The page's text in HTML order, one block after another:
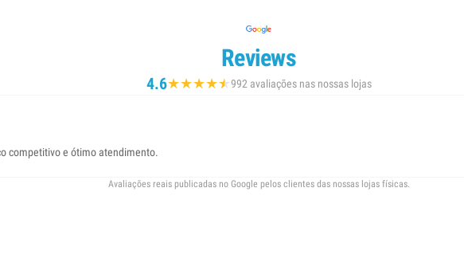
Reviews
4.6★★★★★
★992 avaliações nas nossas lojas
competitivo e ótimo atendimento.
Avaliações reais publicadas no Google pelos clientes das nossas lojas físicas.